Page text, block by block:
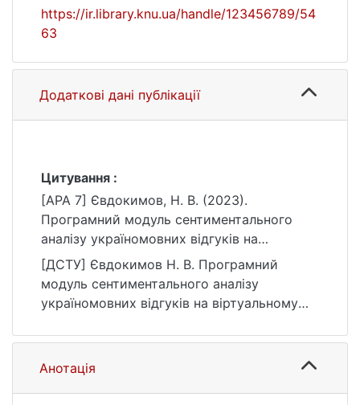
https://ir.library.knu.ua/handle/123456789/54
63
Додаткові дані публікації
Цитування :
[APA 7] Євдокимов, Н. В. (2023).
Програмний модуль сентиментального
аналізу україномовних відгуків на
віртуальному торговельному майданчику
[Бакалаврська робота, Київський
національний університет імені Тараса
Шевченка]. eKNUTSHIR.
https://ir.library.knu.ua/handle/123456789/54
[ДСТУ] Євдокимов Н. В. Програмний
модуль сентиментального аналізу
україномовних відгуків на віртуальному
кваліфікаційна робота бакалавра : 12
Інформаційні технології. Київ, 2023. 86 с.
Анотація